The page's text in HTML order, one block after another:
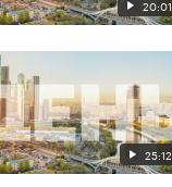
20:01
25:12